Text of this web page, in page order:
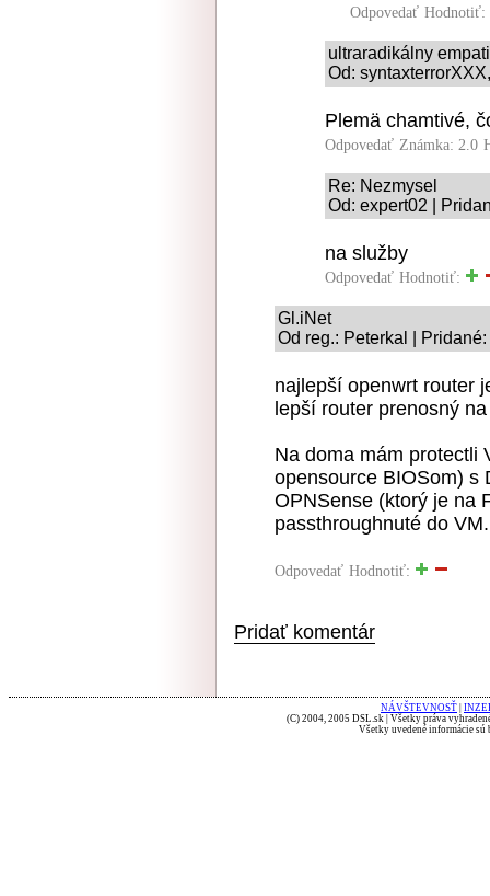
Odpovedať Hodnotiť:
ultraradikálny
Od:
Plemä chamtivé,
Odpovedať Známka: 2.0
Re: Nezmysel
Od: expert02 |
na služby
Odpovedať Hodnotiť:
Gl.iNet
Od reg.: Peterkal |
najlepší openwrt router
lepší router prenosný
Na doma mám protectli
opensource BIOSom) s
OPNSense (ktorý je na
passthroughnuté do
Odpovedať Hodnotiť:
Pridať komentár
NÁVŠTEVNOSŤ
(C) 2004, 2005 DSL.sk | Všetky práva
Všetky uvedené informácie sú